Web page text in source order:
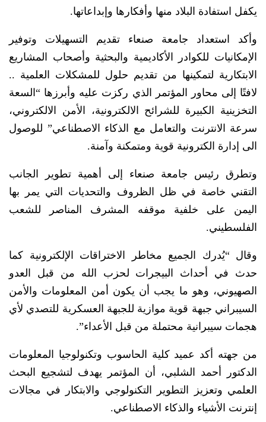
يكفل استفادة البلاد منها وأفكارها وإبداعاتها.
وأكد استعداد جامعة صنعاء تقديم التسهيلات وتوفير
الإمكانيات للكوادر الأكاديمية والبحثية وأصحاب المشاريع
الابتكارية لتمكينها من تقديم حلول للمشكلات العلمية ..
لافتًا إلى محاور المؤتمر الذي ركزت عليه وأبرزها “السعة
التخزينية الكبيرة للشرائح الالكترونية، الأمن الالكتروني،
سرعة الانترنت والتعامل مع الذكاء الاصطناعي” للوصول
الى إدارة الكترونية قوية ومتمكنة وآمنة.
وتطرق رئيس جامعة صنعاء إلى أهمية تطوير الجانب
التقني خاصة في ظل الظروف والتحديات التي يمر بها
اليمن على خلفية موقفه المشرف المناصر للشعب
الفلسطيني.
وقال “يُدرك الجميع مخاطر الاختراقات الإلكترونية كما
حدث في أحداث البيجرات لحزب الله من قبل العدو
الصهيوني، وهو ما يجب أن يكون أمن المعلومات والأمن
السيبراني جبهة قوية موازية للجبهة العسكرية للتصدي لأي
هجمات سيبرانية محتملة من قبل الأعداء”.
من جهته أكد عميد كلية الحاسوب وتكنولوجيا المعلومات
الدكتور أحمد الشلبي، أن المؤتمر يهدف لتشجيع البحث
العلمي وتعزيز التطوير التكنولوجي والابتكار في مجالات
إنترنت الأشياء والذكاء الاصطناعي.